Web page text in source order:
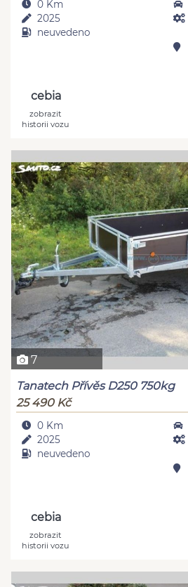
0 Km
2025
neuvedeno
cebia
zobrazit
historii vozu
7
Tanatech Přívěs D250 750kg
25 490 Kč
0 Km
2025
neuvedeno
cebia
zobrazit
historii vozu